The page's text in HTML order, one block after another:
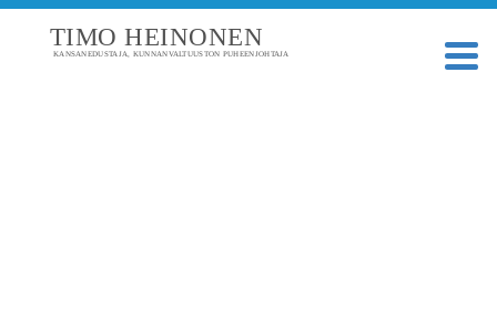
TIMO HEINONEN
KANSANEDUSTAJA, KUNNANVALTUUSTON PUHEENJOHTAJA